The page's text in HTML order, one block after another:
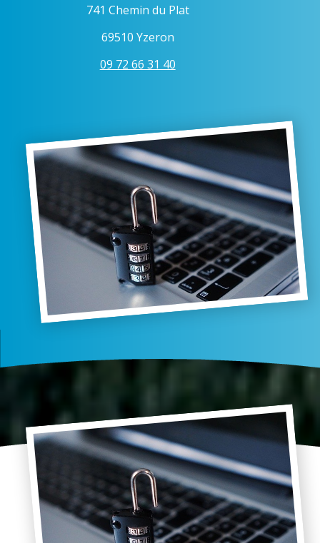
741 Chemin du Plat
69510 Yzeron
09 72 66 31 40